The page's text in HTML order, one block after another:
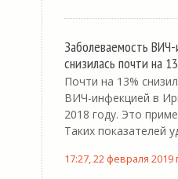
Заболеваемость
снизилась почти на
Почти на 13%
ВИЧ-инфекцией в
2018 году. Это
Таких показателей
17:27, 22 февраля 2019